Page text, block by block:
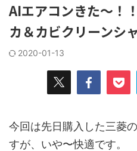
AIエアコンきた〜！
カ＆カビクリーンシ
2020-01-13
今回は先日購入した三菱
すが、いや〜快適です。